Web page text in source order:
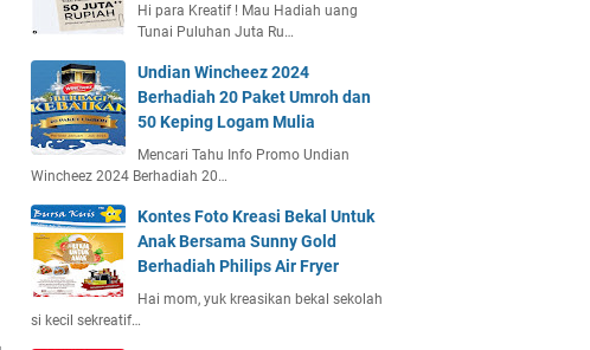
Hi para Kreatif ! Mau Hadiah uang
Tunai Puluhan Juta Ru…
Undian Wincheez 2024
Berhadiah 20 Paket Umroh dan
50 Keping Logam Mulia
Mencari Tahu Info Promo Undian
Wincheez 2024 Berhadiah 20…
Kontes Foto Kreasi Bekal Untuk
Anak Bersama Sunny Gold
Berhadiah Philips Air Fryer
Hai mom, yuk kreasikan bekal sekolah
si kecil sekreatif…